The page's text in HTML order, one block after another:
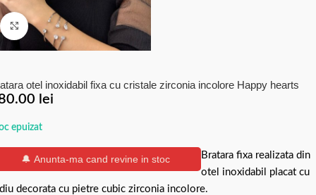
Click to enlarge
otel inoxidabil fixa cu cristale zirconia incolore Happy hearts
lei
epuizat
🔔 Anunta-ma cand revine in stoc
Bratara fixa realizata din
otel inoxidabil placat cu
decorata cu pietre cubic zirconia incolore.